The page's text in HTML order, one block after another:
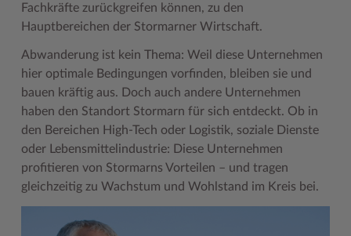
Lexikon
Publikationen
Wo Sie uns finden
Wunsch-Kennzeichen ↗
Zuständigkeitsfinder SH ↗
Newsletter
Pressemeldungen
Social Media
Stellenangebote
Stormarninfo
Ukrainehilfe
Sonderbereiche
Stabsbereiche
Städte und Gemeinden
Wahlen im Kreis
Wappen und Geschichte
Was ist ein Kreis?
Zahlen, Daten, Fakten
Lieblingsplätze in der Metropolregion
Termine und Veranstaltungen
Tourismus
Umlandscout Hamburg
Vereine und Gruppen
Fachkräfte zurückgreifen können, zu den
Hauptbereichen der Stormarner Wirtschaft.
Abwanderung ist kein Thema: Weil diese Unternehmen
hier optimale Bedingungen vorfinden, bleiben sie und
bauen kräftig aus. Doch auch andere Unternehmen
haben den Standort Stormarn für sich entdeckt. Ob in
den Bereichen High-Tech oder Logistik, soziale Dienste
oder Lebensmittelindustrie: Diese Unternehmen
profitieren von Stormarns Vorteilen – und tragen
gleichzeitig zu Wachstum und Wohlstand im Kreis bei.